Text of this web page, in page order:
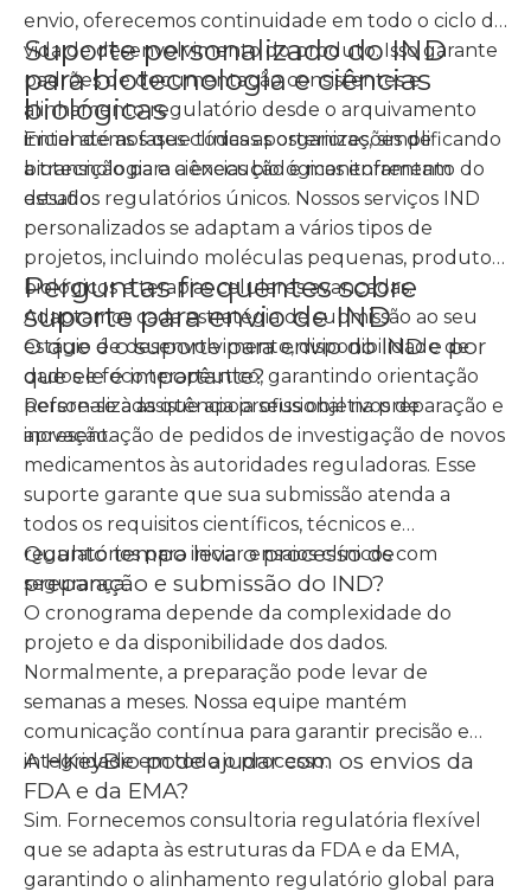
envio, oferecemos continuidade em todo o ciclo de
vida de desenvolvimento do produto. Isso garante
padrões de documentação consistentes e
alinhamento regulatório desde o arquivamento
inicial até as fases clínicas posteriores, simplificando
a transição para a execução e monitoramento do
estudo.
Suporte personalizado do IND
para biotecnologia e ciências
biológicas
Entendemos que todas as organizações de
biotecnologia e ciências biológicas enfrentam
desafios regulatórios únicos. Nossos serviços IND
personalizados se adaptam a vários tipos de
projetos, incluindo moléculas pequenas, produtos
biológicos e terapias celulares avançadas.
Adaptamos cada estratégia de submissão ao seu
estágio de desenvolvimento, disponibilidade de
dados e foco terapêutico, garantindo orientação
personalizada que apoia seus objetivos de
inovação.
Perguntas frequentes sobre
suporte para envio de IND
O que é o suporte para envio do IND e por
que ele é importante?
Refere-se à assistência profissional na preparação e
apresentação de pedidos de investigação de novos
medicamentos às autoridades reguladoras. Esse
suporte garante que sua submissão atenda a
todos os requisitos científicos, técnicos e
regulatórios para iniciar ensaios clínicos com
segurança.
Quanto tempo leva o processo de
preparação e submissão do IND?
O cronograma depende da complexidade do
projeto e da disponibilidade dos dados.
Normalmente, a preparação pode levar de
semanas a meses. Nossa equipe mantém
comunicação contínua para garantir precisão e
integridade em todo o processo.
A HKeyBio pode ajudar com os envios da
FDA e da EMA?
Sim. Fornecemos consultoria regulatória flexível
que se adapta às estruturas da FDA e da EMA,
garantindo o alinhamento regulatório global para